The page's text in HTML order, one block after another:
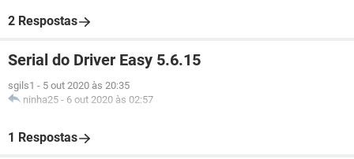
2 Respostas
Serial do Driver Easy 5.6.15
sgils1 - 5 out 2020 às 20:35
ninha25 - 6 out 2020 às 02:57
1 Respostas